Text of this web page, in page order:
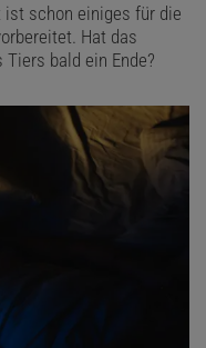
ist schon einiges für die
Hat das
bald ein Ende?